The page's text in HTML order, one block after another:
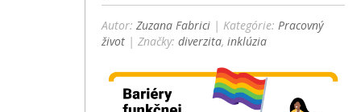
Autor:Zuzana Fabrici | Kategórie:Pracovný
život | Značky:diverzita,inklúzia